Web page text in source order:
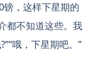
，这样下星期的
都不知道这些。我
哦，下星期吧。”